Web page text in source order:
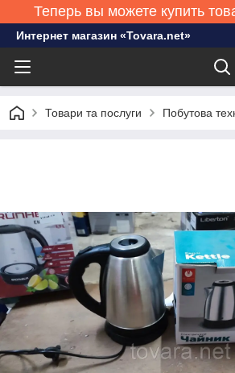
Теперь вы можете купить
Интернет магазин «Tovara.net»
Товари та послуги Побутова